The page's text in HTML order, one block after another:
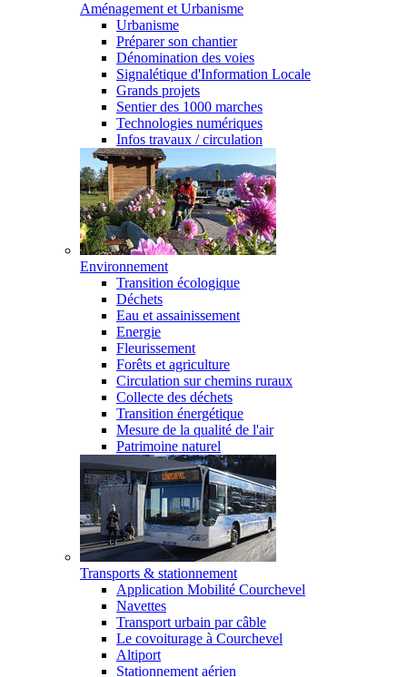
Aménagement et Urbanisme
Urbanisme
Préparer son chantier
Dénomination des voies
Signalétique d'Information Locale
Grands projets
Sentier des 1000 marches
Technologies numériques
Infos travaux / circulation
Environnement
Transition écologique
Déchets
Eau et assainissement
Energie
Fleurissement
Forêts et agriculture
Circulation sur chemins ruraux
Collecte des déchets
Transition énergétique
Mesure de la qualité de l'air
Patrimoine naturel
Transports & stationnement
Application Mobilité Courchevel
Navettes
Transport urbain par câble
Le covoiturage à Courchevel
Altiport
Stationnement aérien